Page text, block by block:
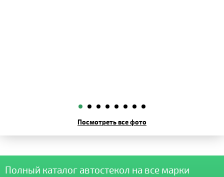
Посмотреть все фото
Полный каталог автостекол на все марки